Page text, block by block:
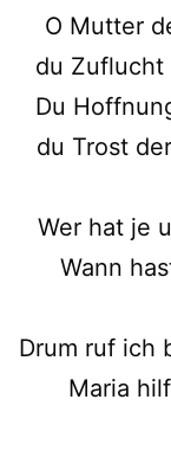
O Mutter
du Zuflucht
Du
du Trost
Wer hat je
Wann
Drum ruf ich
Maria